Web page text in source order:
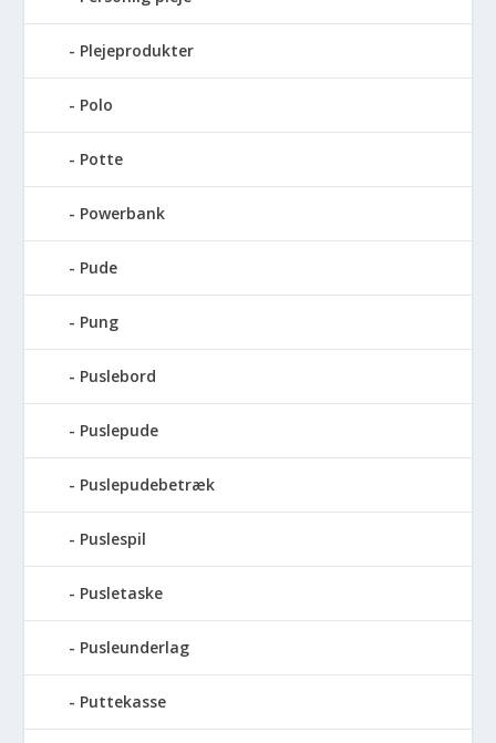
Plejeprodukter
Polo
Potte
Powerbank
Pude
Pung
Puslebord
Puslepude
Puslepudebetræk
Puslespil
Pusletaske
Pusleunderlag
Puttekasse